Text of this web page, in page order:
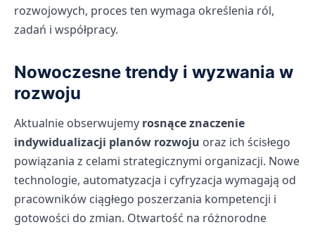
rozwojowych, proces ten wymaga określenia ról,
zadań i współpracy.
Nowoczesne trendy i wyzwania w
rozwoju
Aktualnie obserwujemy rosnące znaczenie
indywidualizacji planów rozwoju oraz ich ścisłego
powiązania z celami strategicznymi organizacji. Nowe
technologie, automatyzacja i cyfryzacja wymagają od
pracowników ciągłego poszerzania kompetencji i
gotowości do zmian. Otwartość na różnorodne